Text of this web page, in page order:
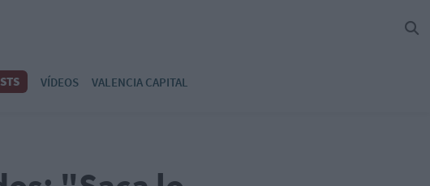
VÍDEOS VALENCIA CAPITAL